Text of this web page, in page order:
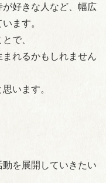
好きな人など、幅広
ます。
で、
れるかもしれません
います。
を展開していきたい